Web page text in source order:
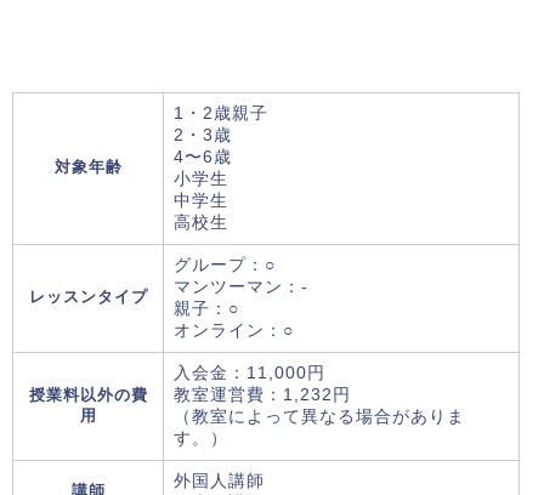
対象年齢
1・2歳親子
2・3歳
4〜6歳
小学生
中学生
高校生
レッスンタイプ
グループ：○
マンツーマン：-
親子：○
オンライン：○
授業料以外の費
用
入会金：11,000円
教室運営費：1,232円
（教室によって異なる場合がありま
す。）
講師
外国人講師